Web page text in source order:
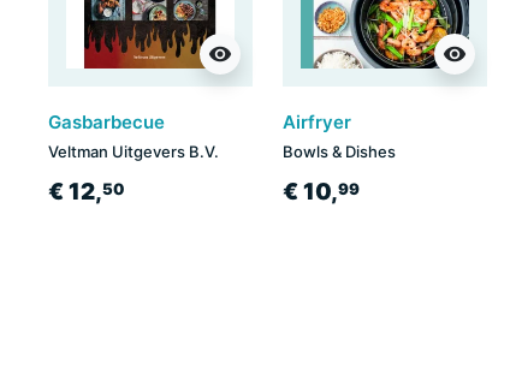
visibility
Gasbarbecue
Veltman Uitgevers B.V.
€ 12,50
visibility
Airfryer
Bowls & Dishes
€ 10,99